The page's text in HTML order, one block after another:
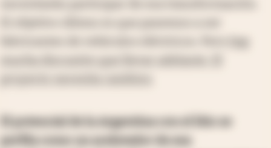
hay
El potencial de la Argentina con el litio se
perfila como un acelerador de esa